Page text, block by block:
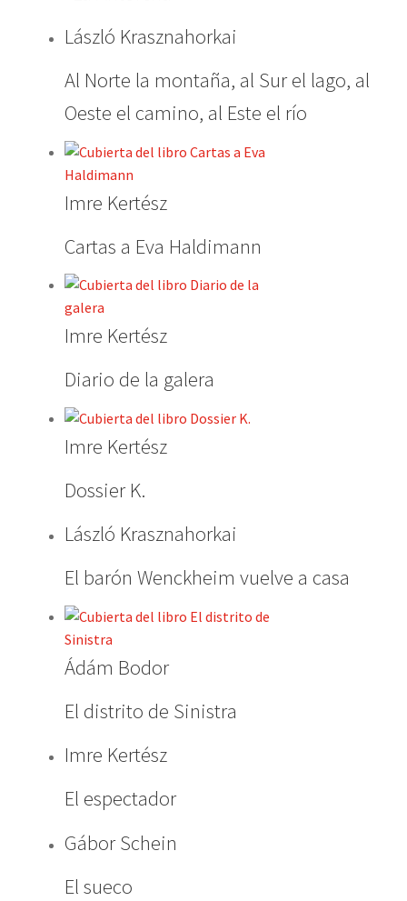
László Krasznahorkai
Al Norte la montaña, al Sur el lago, al
Oeste el camino, al Este el río
Imre Kertész
Cartas a Eva Haldimann
Imre Kertész
Diario de la galera
Imre Kertész
Dossier K.
László Krasznahorkai
El barón Wenckheim vuelve a casa
Ádám Bodor
El distrito de Sinistra
Imre Kertész
El espectador
Gábor Schein
El sueco